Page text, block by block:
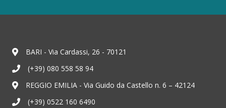
BARI - Via Cardassi, 26 - 70121
(+39) 080 558 58 94
REGGIO EMILIA - Via Guido da Castello n. 6 – 42124
(+39) 0522 160 6490